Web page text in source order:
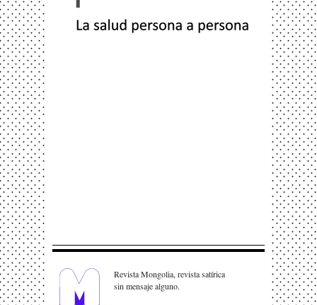
Revista Mongolia, revista satírica
sin mensaje alguno.